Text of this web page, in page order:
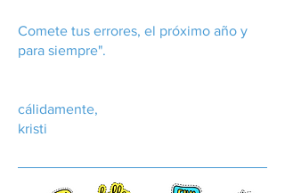
Comete tus errores, el próximo año y
para siempre".
cálidamente,
kristi